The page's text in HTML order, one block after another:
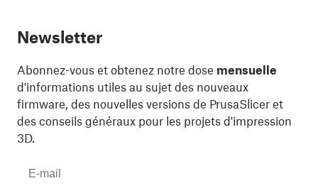
Newsletter
Abonnez-vous et obtenez notre dose mensuelle
d'informations utiles au sujet des nouveaux
firmware, des nouvelles versions de PrusaSlicer et
des conseils généraux pour les projets d'impression
3D.